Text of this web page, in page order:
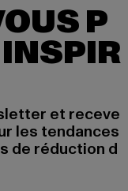
P
et receve
les tendances
de réduction d